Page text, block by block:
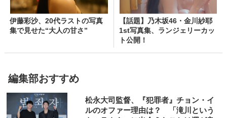
伊藤彩沙、20代ラストの写真
集で見せた“大人の甘さ”
【話題】乃木坂46・金川紗耶
1st写真集、ランジェリーカッ
ト公開！
編集部おすすめ
松永大司監督、『犯罪者』チョン・イ
ルのオファー理由は？ 「滝川という